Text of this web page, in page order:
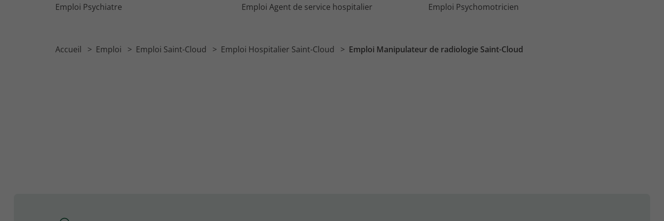
Emploi Psychiatre
Emploi Agent de service hospitalier Emploi Psychomotricien
Accueil Emploi Emploi Saint-Cloud Emploi Hospitalier Saint-Cloud Emploi Manipulateur de radiologie Saint-Cloud